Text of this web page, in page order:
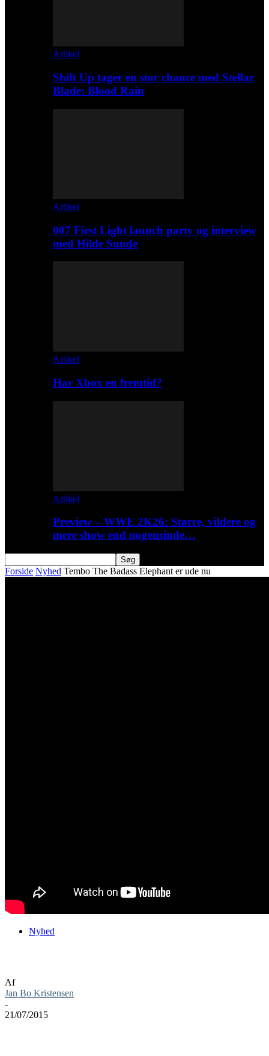
Artikel
Shift Up tager en stor chance med Stellar
Blade: Blood Rain
Artikel
007 First Light launch party og interview
med Hilde Sunde
Artikel
Har Xbox en fremtid?
Artikel
Preview – WWE 2K26: Større, vildere og
mere show end nogensinde…
Forside Nyhed Tembo The Badass Elephant er ude nu
Nyhed
Af
Jan Bo Kristensen
-
21/07/2015